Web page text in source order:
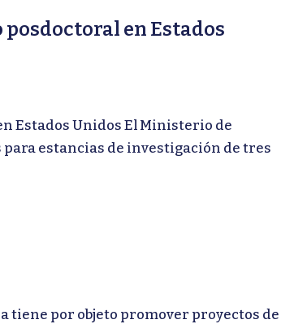
en Estados
Estados Unidos El Ministerio de
estancias de investigación de tres
tiene por objeto promover proyectos de